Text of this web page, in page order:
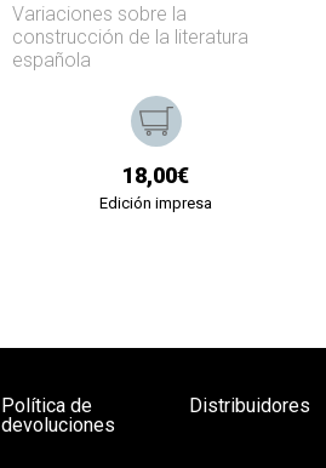
Variaciones sobre la
construcción de la literatura
española
18,00€
Edición impresa
Política de
devoluciones
Distribuidores